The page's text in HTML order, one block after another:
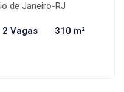
de Janeiro-RJ
2 Vagas 310 m²